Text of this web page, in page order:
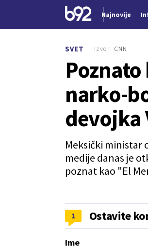
Najnovije
SVET
narko-
devojka
Meksički ministar
medije danas je
poznat kao "El
Izvor: CNN
1 Ostavite
Ime